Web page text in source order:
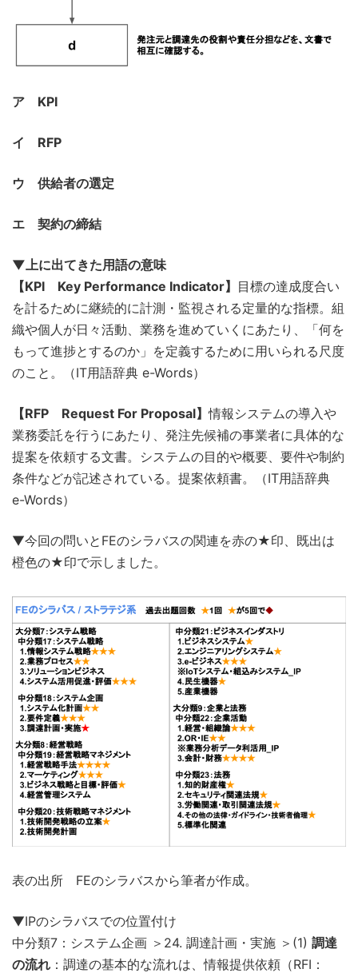
ア KPI
イ RFP
ウ 供給者の選定
エ 契約の締結
▼上に出てきた用語の意味
【KPI Key Performance Indicator】 目標の達成度合い
を計るために継続的に計測・監視される定量的な指標。組
織や個人が日々活動、業務を進めていくにあたり、「何を
もって進捗とするのか」を定義するために用いられる尺度
のこと。（IT用語辞典 e-Words）
【RFP Request For Proposal】情報システムの導入や
業務委託を行うにあたり、発注先候補の事業者に具体的な
提案を依頼する文書。システムの目的や概要、要件や制約
条件などが記述されている。提案依頼書。（IT用語辞典
e-Words）
▼今回の問いとFEのシラバスの関連を赤の★印、既出は
橙色の★印で示しました。
表の出所 FEのシラバスから筆者が作成。
▼IPのシラバスでの位置付け
中分類7：システム企画 ＞24. 調達計画・実施 ＞(1) 調達
の流れ ：調達の基本的な流れは、情報提供依頼（RFI：